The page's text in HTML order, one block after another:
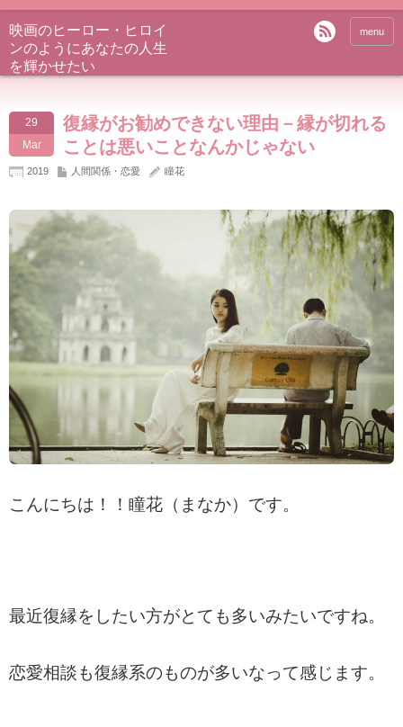
映画のヒーロー・ヒロイ
ンのようにあなたの人生
を輝かせたい
menu
29
Mar
復縁がお勧めできない理由－縁が切れる
ことは悪いことなんかじゃない
2019 人間関係・恋愛 瞳花
こんにちは！！瞳花（まなか）です。
最近復縁をしたい方がとても多いみたいですね。
恋愛相談も復縁系のものが多いなって感じます。